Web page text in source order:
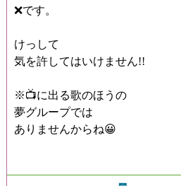
❌️です。
けっして
気を許してはいけません!!
※📺️に出る歌のほうの
夢グループでは
ありませんからね😀